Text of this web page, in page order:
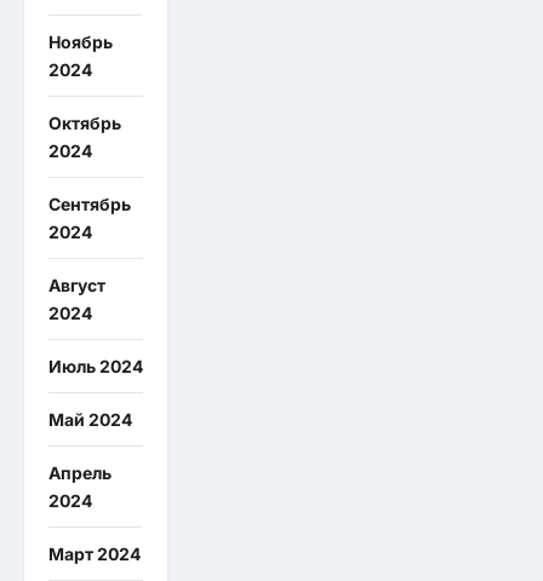
Ноябрь
2024
Октябрь
2024
Сентябрь
2024
Август
2024
Июль 2024
Май 2024
Апрель
2024
Март 2024